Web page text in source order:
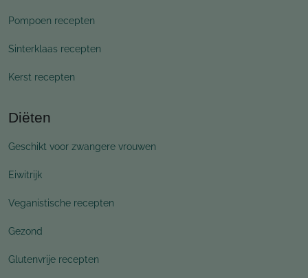
Pompoen recepten
Sinterklaas recepten
Kerst recepten
Diëten
Geschikt voor zwangere vrouwen
Eiwitrijk
Veganistische recepten
Gezond
Glutenvrije recepten